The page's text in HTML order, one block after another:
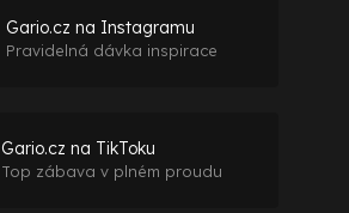
Gario.cz na Instagramu
Pravidelná dávka inspirace
Gario.cz na TikToku
Top zábava v plném proudu